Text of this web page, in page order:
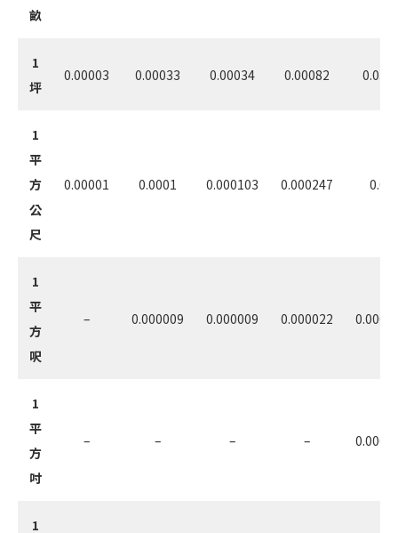
畝
1
坪
0.00003 0.00033 0.00034 0.00082
1
平
方
公
尺
0.00001 0.0001 0.000103 0.000247 0.01
1
平
方
呎
– 0.000009 0.000009 0.000022
1
平
方
吋
– – – –
1